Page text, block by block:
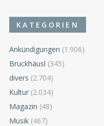
KATEGORIEN
Ankündigungen (1.906)
Bruckhäusl (345)
divers (2.704)
Kultur (2.034)
Magazin (48)
Musik (467)